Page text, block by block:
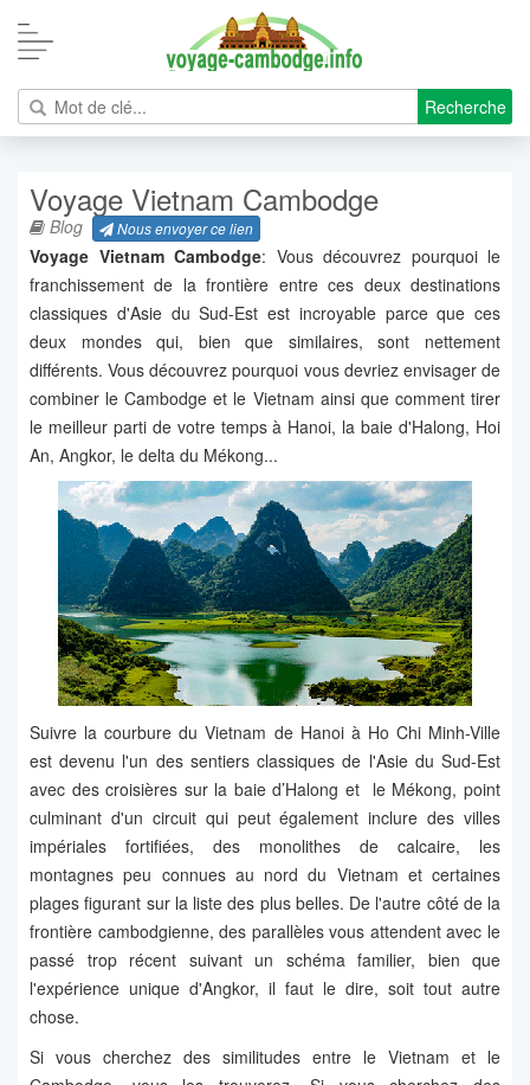
Recherche
Voyage Vietnam Cambodge
Blog Nous envoyer ce lien
Voyage Vietnam Cambodge: Vous découvrez pourquoi le
franchissement de la frontière entre ces deux destinations
classiques d'Asie du Sud-Est est incroyable parce que ces
deux mondes qui, bien que similaires, sont nettement
différents. Vous découvrez pourquoi vous devriez envisager de
combiner le Cambodge et le Vietnam ainsi que comment tirer
le meilleur parti de votre temps à Hanoi, la baie d'Halong, Hoi
An, Angkor, le delta du Mékong...
Suivre la courbure du Vietnam de Hanoi à Ho Chi Minh-Ville
est devenu l'un des sentiers classiques de l'Asie du Sud-Est
avec des croisières sur la baie d’Halong et le Mékong, point
culminant d'un circuit qui peut également inclure des villes
impériales fortifiées, des monolithes de calcaire, les
montagnes peu connues au nord du Vietnam et certaines
plages figurant sur la liste des plus belles. De l'autre côté de la
frontière cambodgienne, des parallèles vous attendent avec le
passé trop récent suivant un schéma familier, bien que
l'expérience unique d'Angkor, il faut le dire, soit tout autre
chose.
Si vous cherchez des similitudes entre le Vietnam et le